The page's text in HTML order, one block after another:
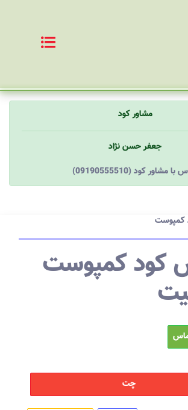
مشاور کود
جعفر حسن نژاد
تماس با مشاور کود
کمپوست
کود کمپوست
چت